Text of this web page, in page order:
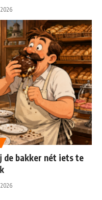
bakker nét iets te